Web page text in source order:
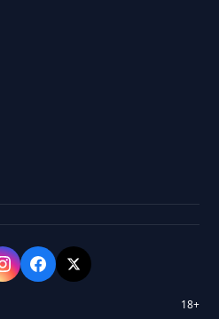
18+